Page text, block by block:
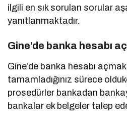
ilgili en sık sorulan sorular
yanıtlanmaktadır.
Gine’de banka hesabı
Gine’de banka hesabı
tamamladığınız sürece
prosedürler bankadan
bankalar ek belgeler talep